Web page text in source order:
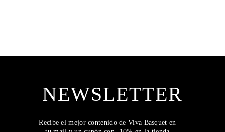
NEWSLETTER
Recibe el mejor contenido de Viva Basquet en